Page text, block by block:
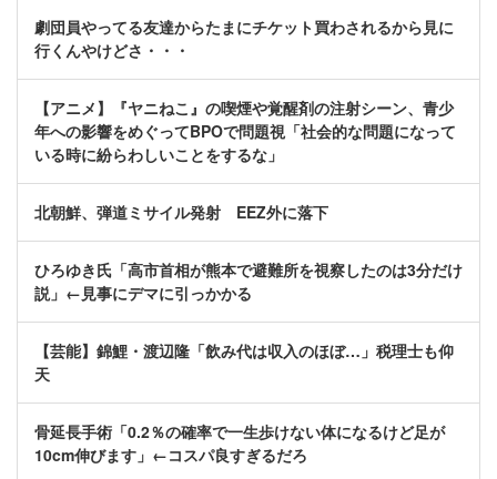
劇団員やってる友達からたまにチケット買わされるから見に
行くんやけどさ・・・
【アニメ】『ヤニねこ』の喫煙や覚醒剤の注射シーン、青少
年への影響をめぐってBPOで問題視「社会的な問題になって
いる時に紛らわしいことをするな」
北朝鮮、弾道ミサイル発射 EEZ外に落下
ひろゆき氏「高市首相が熊本で避難所を視察したのは3分だけ
説」←見事にデマに引っかかる
【芸能】錦鯉・渡辺隆「飲み代は収入のほぼ…」税理士も仰
天
骨延長手術「0.2％の確率で一生歩けない体になるけど足が
10cm伸びます」←コスパ良すぎるだろ